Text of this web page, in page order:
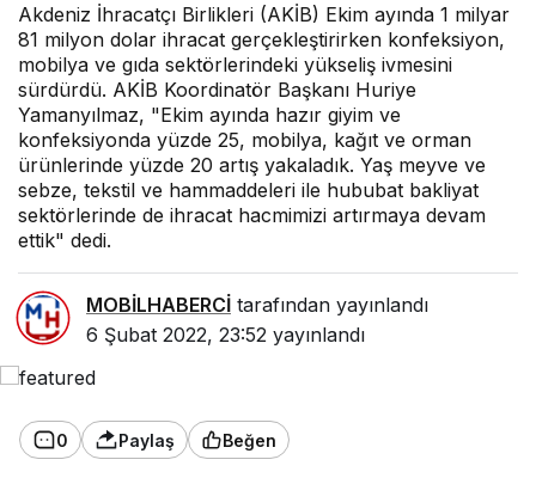
Akdeniz İhracatçı Birlikleri (AKİB) Ekim ayında 1 milyar
81 milyon dolar ihracat gerçekleştirirken konfeksiyon,
mobilya ve gıda sektörlerindeki yükseliş ivmesini
sürdürdü. AKİB Koordinatör Başkanı Huriye
Yamanyılmaz, "Ekim ayında hazır giyim ve
konfeksiyonda yüzde 25, mobilya, kağıt ve orman
ürünlerinde yüzde 20 artış yakaladık. Yaş meyve ve
sebze, tekstil ve hammaddeleri ile hububat bakliyat
sektörlerinde de ihracat hacmimizi artırmaya devam
ettik" dedi.
MOBİLHABERCİ tarafından yayınlandı
6 Şubat 2022, 23:52 yayınlandı
0 Paylaş Beğen